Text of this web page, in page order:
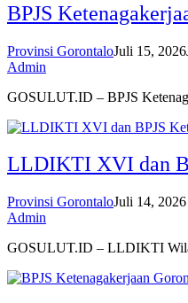
BPJS
Provinsi GorontaloJuli 15, 2026
Admin
GOSULUT.ID – BPJS
LLDIKTI XVI dan
Provinsi GorontaloJuli 14, 2026
Admin
GOSULUT.ID – LLDIKTI